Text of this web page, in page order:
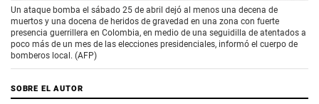
Un ataque bomba el sábado 25 de abril dejó al menos una decena de
muertos y una docena de heridos de gravedad en una zona con fuerte
presencia guerrillera en Colombia, en medio de una seguidilla de atentados a
poco más de un mes de las elecciones presidenciales, informó el cuerpo de
bomberos local. (AFP)
SOBRE EL AUTOR